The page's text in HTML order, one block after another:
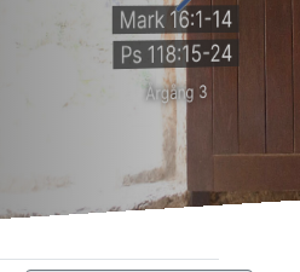
Mark 16:1-14
Ps 118:15-24
Årgång 3